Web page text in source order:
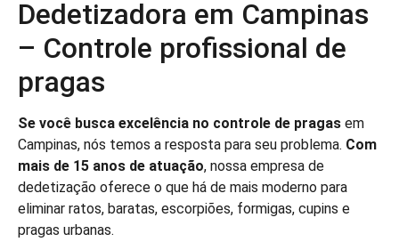
Dedetizadora em Campinas
– Controle profissional de
pragas
Se você busca excelência no controle de pragas em
Campinas, nós temos a resposta para seu problema. Com
mais de 15 anos de atuação, nossa empresa de
dedetização oferece o que há de mais moderno para
eliminar ratos, baratas, escorpiões, formigas, cupins e
pragas urbanas.